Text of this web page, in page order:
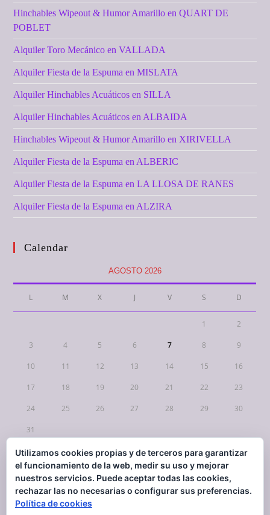
Hinchables Wipeout & Humor Amarillo en QUART DE
POBLET
Alquiler Toro Mecánico en VALLADA
Alquiler Fiesta de la Espuma en MISLATA
Alquiler Hinchables Acuáticos en SILLA
Alquiler Hinchables Acuáticos en ALBAIDA
Hinchables Wipeout & Humor Amarillo en XIRIVELLA
Alquiler Fiesta de la Espuma en ALBERIC
Alquiler Fiesta de la Espuma en LA LLOSA DE RANES
Alquiler Fiesta de la Espuma en ALZIRA
Calendar
AGOSTO 2026
L M X J V S D
1 2
3 4 5 6 7 8 9
10 11 12 13 14 15 16
17 18 19 20 21 22 23
24 25 26 27 28 29 30
31
« Mar
Utilizamos cookies propias y de terceros para garantizar
el funcionamiento de la web, medir su uso y mejorar
nuestros servicios. Puede aceptar todas las cookies,
rechazar las no necesarias o configurar sus preferencias.
Política de cookies